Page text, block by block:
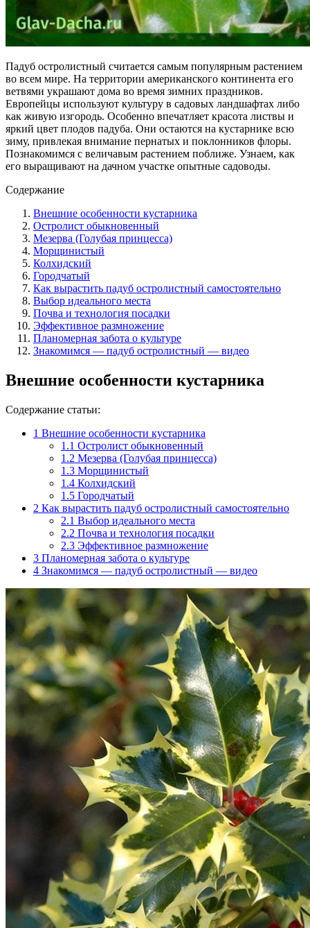
Падуб остролистный считается самым популярным растением
во всем мире. На территории американского континента его
ветвями украшают дома во время зимних праздников.
Европейцы используют культуру в садовых ландшафтах либо
как живую изгородь. Особенно впечатляет красота листвы и
яркий цвет плодов падуба. Они остаются на кустарнике всю
зиму, привлекая внимание пернатых и поклонников флоры.
Познакомимся с величавым растением поближе. Узнаем, как
его выращивают на дачном участке опытные садоводы.
Содержание
Внешние особенности кустарника
Остролист обыкновенный
Мезерва (Голубая принцесса)
Морщинистый
Колхидский
Городчатый
Как вырастить падуб остролистный самостоятельно
Выбор идеального места
Почва и технология посадки
Эффективное размножение
Планомерная забота о культуре
Знакомимся — падуб остролистный — видео
Внешние особенности кустарника
Содержание статьи:
1 Внешние особенности кустарника
1.1 Остролист обыкновенный
1.2 Мезерва (Голубая принцесса)
1.3 Морщинистый
1.4 Колхидский
1.5 Городчатый
2 Как вырастить падуб остролистный самостоятельно
2.1 Выбор идеального места
2.2 Почва и технология посадки
2.3 Эффективное размножение
3 Планомерная забота о культуре
4 Знакомимся — падуб остролистный — видео